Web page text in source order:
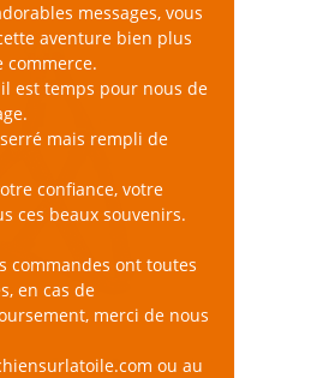
messages, vous
aventure bien plus
est temps pour nous de
mais rempli de
confiance, votre
ces beaux souvenirs.
commandes ont toutes
en cas de
merci de nous
ou au